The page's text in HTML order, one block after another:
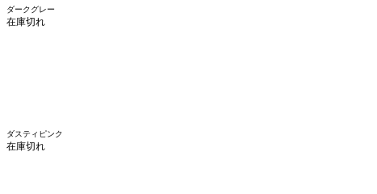
ダークグレー
在庫切れ
ダスティピンク
在庫切れ